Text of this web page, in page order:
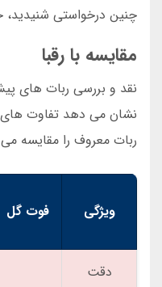
چنین درخواستی شنیدید،
مقایسه با رقبا
نقد و بررسی ربات های
نشان می دهد تفاوت های
ربات معروف را مقایسه
ویژگی فوت گل
دقت